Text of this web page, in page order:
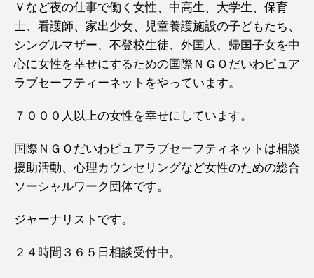
Ｖなど夜の仕事で働く女性、中高生、大学生、保育
士、看護師、家出少女、児童養護施設の子どもたち、
シングルマザー、不登校生徒、外国人、帰国子女を中
心に女性を幸せにするための国際ＮＧＯだいわピュア
ラブセーフティーネットをやっています。
７０００人以上の女性を幸せにしています。
国際ＮＧＯだいわピュアラブセーフティネットは相談
援助活動、心理カウンセリングなど女性のための総合
ソーシャルワーク団体です。
ジャーナリストです。
２４時間３６５日相談受付中。